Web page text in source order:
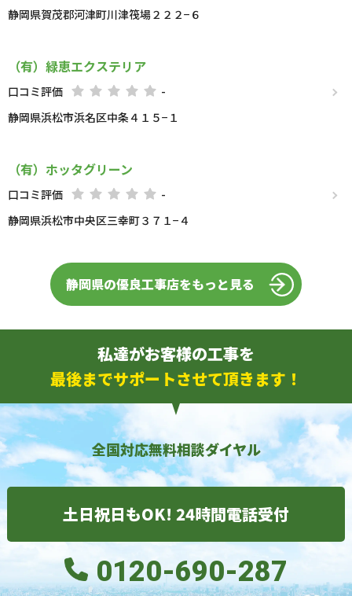
静岡県賀茂郡河津町川津筏場２２２−６
（有）緑恵エクステリア
口コミ評価
-
静岡県浜松市浜名区中条４１５−１
（有）ホッタグリーン
口コミ評価
-
静岡県浜松市中央区三幸町３７１−４
静岡県の優良工事店をもっと見る
私達がお客様の工事を
最後までサポートさせて頂きます！
全国対応無料相談ダイヤル
土日祝日もOK! 24時間電話受付
0120-690-287